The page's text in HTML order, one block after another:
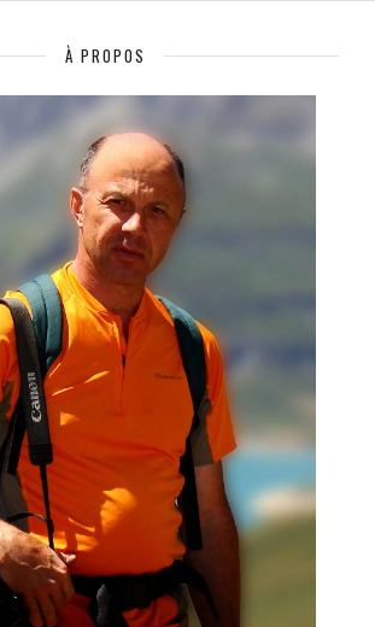
À PROPOS